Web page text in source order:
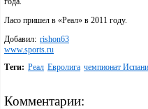
Ласо пришел в «Реал» в 2011 году.
Добавил: rishon63
www.sports.ru
Теги: Реал Евролига чемпионат
Комментарии: